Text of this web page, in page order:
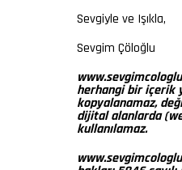
Sevgiyle ve Işıkla,
Sevgim Çöloğlu
herhangi bir içerik
kopyalanamaz,
dijital alanlarda
kullanılamaz.